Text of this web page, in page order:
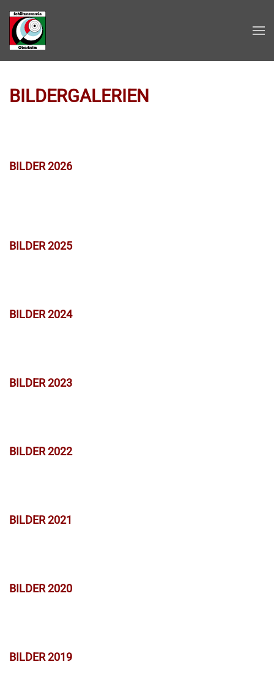
Zum Hauptinhalt springen
BILDERGALERIEN
BILDER 2026
BILDER 2025
BILDER 2024
BILDER 2023
BILDER 2022
BILDER 2021
BILDER 2020
BILDER 2019